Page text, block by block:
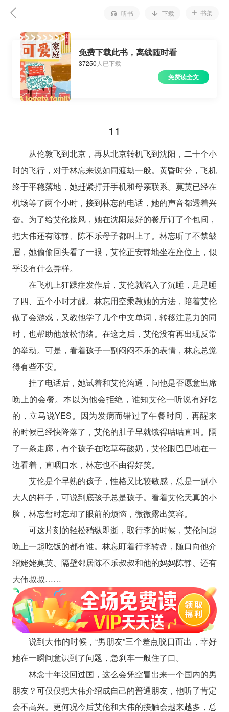
听书 下载 书架
免费下载此书，离线随时看
37250 人已下载
免费读全文
11
从伦敦飞到北京，再从北京转机飞到沈阳，二十个小
时的飞行，对于林忘来说如同渡劫一般。黄昏时分，飞机
终于平稳落地，她赶紧打开手机和母亲联系。莫英已经在
机场等了两个小时，接到林忘的电话，她的声音都透着兴
奋。为了给艾伦接风，她在沈阳最好的餐厅订了个包间，
把大伟还有陈静、陈不乐母子都叫上了。林忘听了不禁皱
眉，她偷偷回头看了一眼，艾伦正安静地坐在座位上，似
乎没有什么异样。
在飞机上狂躁症发作后，艾伦就陷入了沉睡，足足睡
了四、五个小时才醒。林忘用空乘教她的方法，陪着艾伦
做了会游戏，又教他学了几个中文单词，转移注意力的同
时，也帮助他放松情绪。在这之后，艾伦没有再出现反常
的举动。可是，看着孩子一副闷闷不乐的表情，林忘总觉
得有些不安。
挂了电话后，她试着和艾伦沟通，问他是否愿意出席
晚上的会餐。本以为他会拒绝，谁知艾伦一听说有好吃
的，立马说YES。因为发病而错过了午餐时间，再醒来
的时候已经快降落了，艾伦的肚子早就饿得咕咕直叫。隔
了一条走廊，有个孩子在吃草莓酸奶，艾伦眼巴巴地在一
边看着，直咽口水，林忘也不由得好笑。
艾伦是个早熟的孩子，性格又比较敏感，总是一副小
大人的样子，可说到底孩子总是孩子。看着艾伦天真的小
脸，林忘暂时忘却了眼前的烦恼，微微露出笑容。
可这片刻的轻松稍纵即逝，取行李的时候，艾伦问起
晚上一起吃饭的都有谁。林忘盯着行李转盘，随口向他介
绍姥姥莫英、隔壁邻居陈不乐叔叔和他的妈妈陈静、还有
大伟叔叔……
说到大伟的时候，“男朋友”三个差点脱口而出，幸好
她在一瞬间意识到了问题，急刹车一般住了口。
林念十年没回过国，这么会凭空冒出来一个国内的男
朋友？可仅仅把大伟介绍成自己的普通朋友，他听了肯定
会不高兴。更何况今后艾伦和大伟的接触会越来越多，总